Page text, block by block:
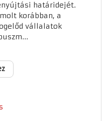
határidejét.
korábban, a
vállalatok